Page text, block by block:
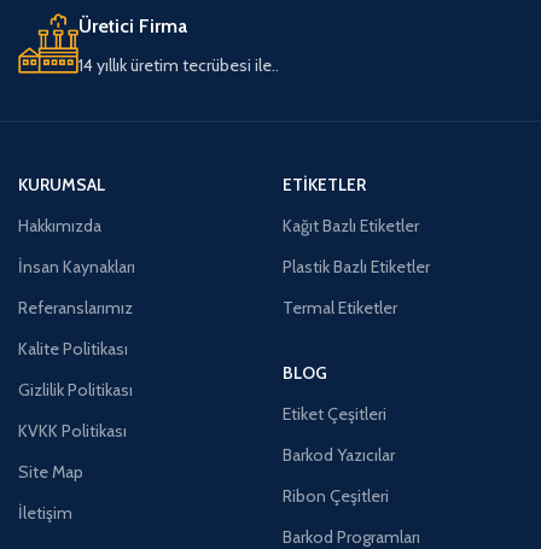
Üretici Firma
14 yıllık üretim tecrübesi ile..
KURUMSAL
Hakkımızda
İnsan Kaynakları
Referanslarımız
Kalite Politikası
Gizlilik Politikası
KVKK Politikası
Site Map
İletişim
ETIKETLER
Kağıt Bazlı Etiketler
Plastik Bazlı Etiketler
Termal Etiketler
BLOG
Etiket Çeşitleri
Barkod Yazıcılar
Ribon Çeşitleri
Barkod Programları